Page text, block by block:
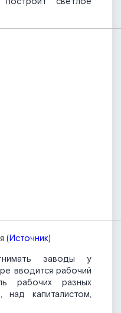
(Источник)
заводы у
вводится рабочий
рабочих разных
над капиталистом,